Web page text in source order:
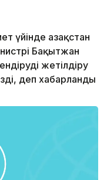
үйінде Қазақстан
Бақытжан
жетілдіру
деп хабарланды